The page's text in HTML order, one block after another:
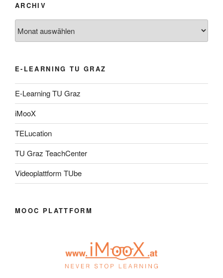
ARCHIV
E-LEARNING TU GRAZ
E-Learning TU Graz
iMooX
TELucation
TU Graz TeachCenter
Videoplattform TUbe
MOOC PLATTFORM